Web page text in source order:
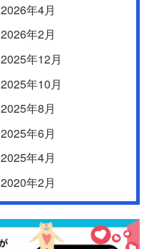
2026年4月
2026年2月
2025年12月
2025年10月
2025年8月
2025年6月
2025年4月
2020年2月